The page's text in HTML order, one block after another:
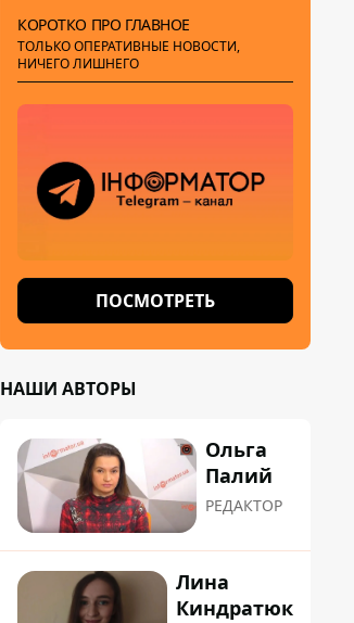
КОРОТКО ПРО ГЛАВНОЕ
ТОЛЬКО ОПЕРАТИВНЫЕ НОВОСТИ,
НИЧЕГО ЛИШНЕГО
ПОСМОТРЕТЬ
НАШИ АВТОРЫ
Ольга
Палий
РЕДАКТОР
Лина
Киндратюк